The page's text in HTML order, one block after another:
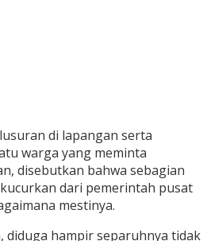
di lapangan serta
warga yang meminta
disebutkan bahwa sebagian
dari pemerintah pusat
mestinya.
diduga hampir separuhnya tidak